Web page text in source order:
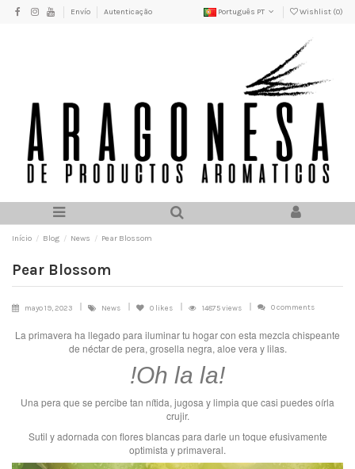
Envío Autenticação Português PT Wishlist (0)
Início Blog News Pear Blossom
Pear Blossom
mayo 19, 2023 News 0 likes 14875 views 0 comments
La primavera ha llegado para iluminar tu hogar con esta mezcla chispeante
de néctar de pera, grosella negra, aloe vera y lilas.
!Oh la la!
Una pera que se percibe tan nítida, jugosa y limpia que casi puedes oírla
crujir.
Sutil y adornada con flores blancas para darle un toque efusivamente
optimista y primaveral.